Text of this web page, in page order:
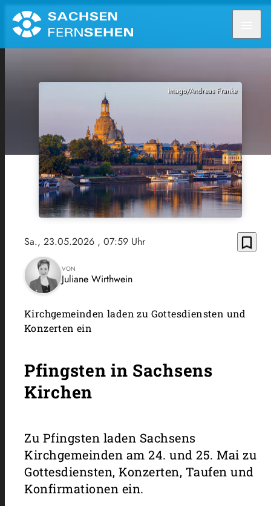
imago/Andreas Franke
Sa., 23.05.2026 , 07:59 Uhr bookmark_border
VON
Juliane Wirthwein
Kirchgemeinden laden zu Gottesdiensten und
Konzerten ein
Pfingsten in Sachsens
Kirchen
Zu Pfingsten laden Sachsens
Kirchgemeinden am 24. und 25. Mai zu
Gottesdiensten, Konzerten, Taufen und
Konfirmationen ein.